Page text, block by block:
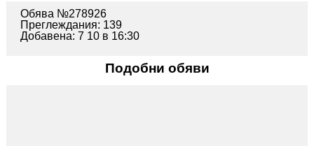
Обява №278926
Преглеждания: 139
Добавена: 7 10 в 16:30
Подобни обяви